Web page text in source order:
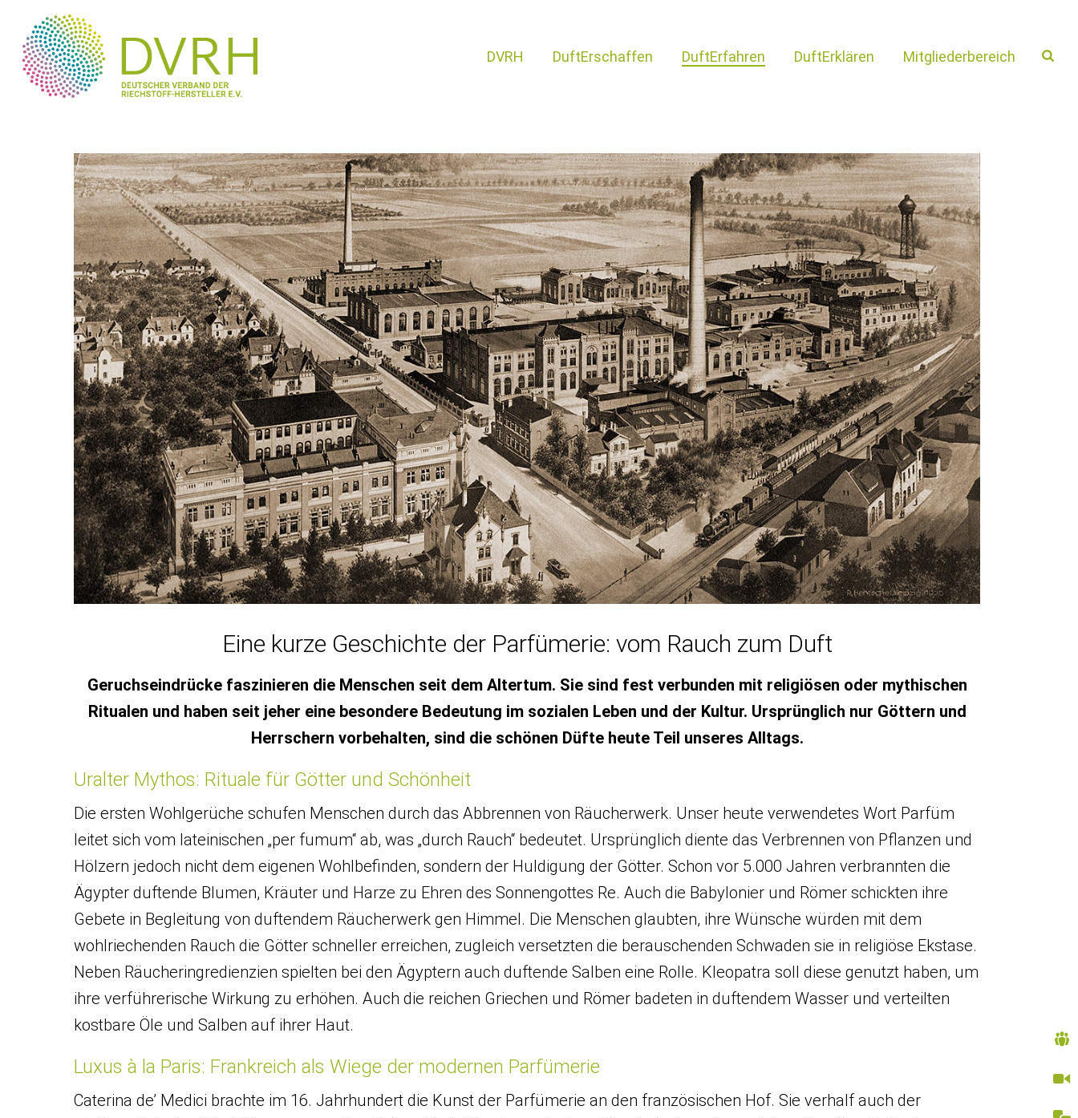
DVRH DuftErschaffen DuftErfahren DuftErklären Mitgliederbereich
Eine kurze Geschichte der Parfümerie: vom Rauch zum Duft
Geruchseindrücke faszinieren die Menschen seit dem Altertum. Sie sind fest verbunden mit religiösen oder mythischen
Ritualen und haben seit jeher eine besondere Bedeutung im sozialen Leben und der Kultur. Ursprünglich nur Göttern und
Herrschern vorbehalten, sind die schönen Düfte heute Teil unseres Alltags.
Uralter Mythos: Rituale für Götter und Schönheit
Die ersten Wohlgerüche schufen Menschen durch das Abbrennen von Räucherwerk. Unser heute verwendetes Wort Parfüm
leitet sich vom lateinischen „per fumum“ ab, was „durch Rauch“ bedeutet. Ursprünglich diente das Verbrennen von Pflanzen und
Hölzern jedoch nicht dem eigenen Wohlbefinden, sondern der Huldigung der Götter. Schon vor 5.000 Jahren verbrannten die
Ägypter duftende Blumen, Kräuter und Harze zu Ehren des Sonnengottes Re. Auch die Babylonier und Römer schickten ihre
Gebete in Begleitung von duftendem Räucherwerk gen Himmel. Die Menschen glaubten, ihre Wünsche würden mit dem
wohlriechenden Rauch die Götter schneller erreichen, zugleich versetzten die berauschenden Schwaden sie in religiöse Ekstase.
Neben Räucheringredienzien spielten bei den Ägyptern auch duftende Salben eine Rolle. Kleopatra soll diese genutzt haben, um
ihre verführerische Wirkung zu erhöhen. Auch die reichen Griechen und Römer badeten in duftendem Wasser und verteilten
kostbare Öle und Salben auf ihrer Haut.
Luxus à la Paris: Frankreich als Wiege der modernen Parfümerie
Caterina de’ Medici brachte im 16. Jahrhundert die Kunst der Parfümerie an den französischen Hof. Sie verhalf auch der